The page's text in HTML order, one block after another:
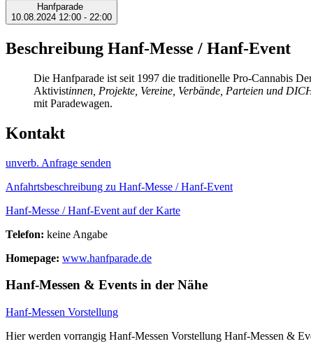
Hanfparade
10.08.2024 12:00 - 22:00
Beschreibung Hanf-Messe / Hanf-Event
Die Hanfparade ist seit 1997 die traditionelle Pro-Cannabis
Aktivistinnen, Projekte, Vereine, Verbände, Parteien und
mit Paradewagen.
Kontakt
unverb. Anfrage senden
Anfahrtsbeschreibung zu Hanf-Messe / Hanf-Event
Hanf-Messe / Hanf-Event auf der Karte
Telefon: keine Angabe
Homepage: www.hanfparade.de
Hanf-Messen & Events in der Nähe
Hanf-Messen Vorstellung
Hier werden vorrangig Hanf-Messen Vorstellung Hanf-Messen &